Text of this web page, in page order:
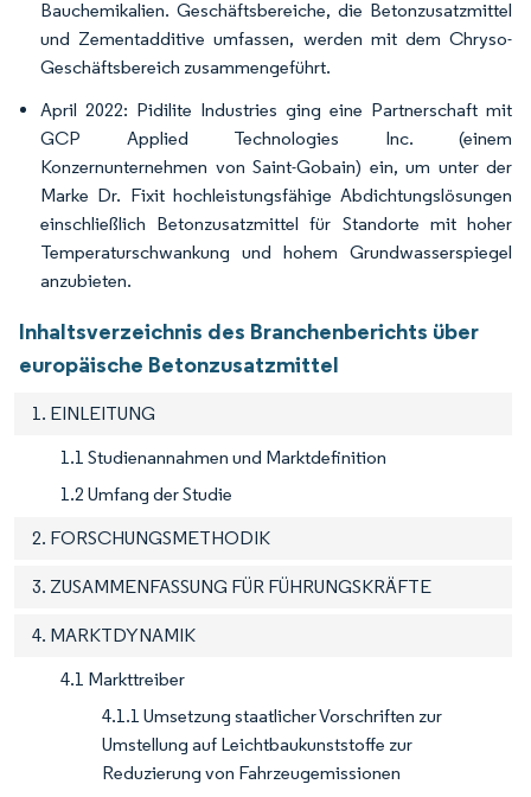
Bauchemikalien. Geschäftsbereiche, die Betonzusatzmittel
und Zementadditive umfassen, werden mit dem Chryso-
Geschäftsbereich zusammengeführt.
April 2022: Pidilite Industries ging eine Partnerschaft mit
GCP Applied Technologies Inc. (einem
Konzernunternehmen von Saint-Gobain) ein, um unter der
Marke Dr. Fixit hochleistungsfähige Abdichtungslösungen
einschließlich Betonzusatzmittel für Standorte mit hoher
Temperaturschwankung und hohem Grundwasserspiegel
anzubieten.
Inhaltsverzeichnis des Branchenberichts über
europäische Betonzusatzmittel
1. EINLEITUNG
1.1 Studienannahmen und Marktdefinition
1.2 Umfang der Studie
2. FORSCHUNGSMETHODIK
3. ZUSAMMENFASSUNG FÜR FÜHRUNGSKRÄFTE
4. MARKTDYNAMIK
4.1 Markttreiber
4.1.1 Umsetzung staatlicher Vorschriften zur
Umstellung auf Leichtbaukunststoffe zur
Reduzierung von Fahrzeugemissionen